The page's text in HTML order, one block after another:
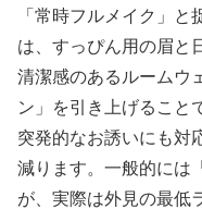
「常時フルメイク」
は、すっぴん用の眉と
清潔感のあるルームウ
ン」を引き上げること
突発的なお誘いにも対
減ります。一般的には
が、実際は外見の最低